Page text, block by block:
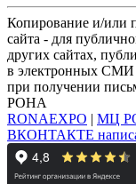
Копирование и/или
сайта - для
других сайтах,
в электронных СМИ
при получении
РОНА
RONAEXPO | МЦ
ВКОНТАКТЕ